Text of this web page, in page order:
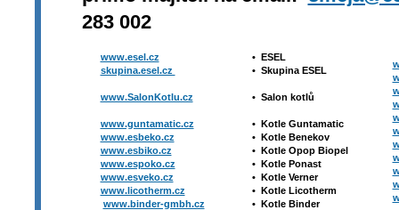
283 002
www.esel.cz
skupina.esel.cz
www.SalonKotlu.cz
www.guntamatic.cz
www.esbeko.cz
www.esbiko.cz
www.espoko.cz
www.esveko.cz
www.licotherm.cz
www.binder-gmbh.cz
• ESEL
• Skupina ESEL
• Salon kotlů
• Kotle Guntamatic
• Kotle Benekov
• Kotle Opop Biopel
• Kotle Ponast
• Kotle Verner
• Kotle Licotherm
• Kotle Binder